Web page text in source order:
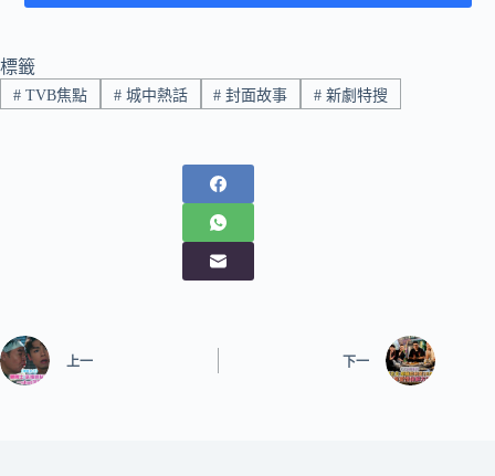
標籤
#TVB焦點 #城中熱話 # 封面故事 # 新劇特搜
上一 下一